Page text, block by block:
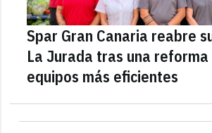
Spar Gran Canaria reabre
La Jurada tras una
equipos más eficientes